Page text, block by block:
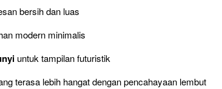
bersih dan luas
modern minimalis
untuk tampilan futuristik
terasa lebih hangat dengan pencahayaan lembut